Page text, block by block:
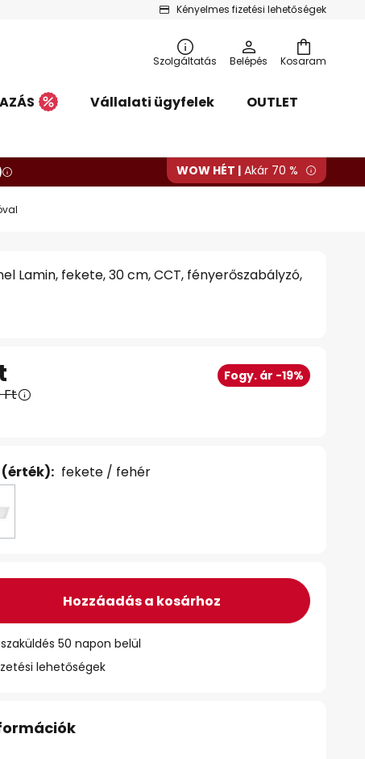
Kényelmes fizetési lehetőségek
Kosaram
Szolgáltatás Belépés
Vállalati ügyfelek
OUTLET
WOW HÉT | Akár 70 %
Lamin, fekete, 30 cm, CCT, fényerőszabályzó,
Fogy. ár -19%
Ft
fekete / fehér
Hozzáadás a kosárhoz
50 napon belül
lehetőségek